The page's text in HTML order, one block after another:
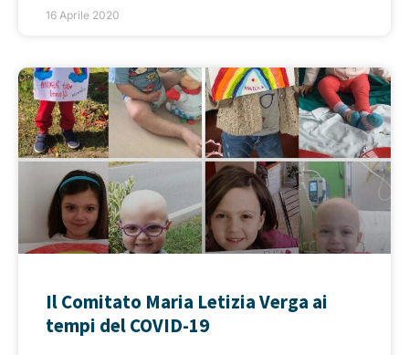
16 Aprile 2020
Il Comitato Maria Letizia Verga ai
tempi del COVID-19